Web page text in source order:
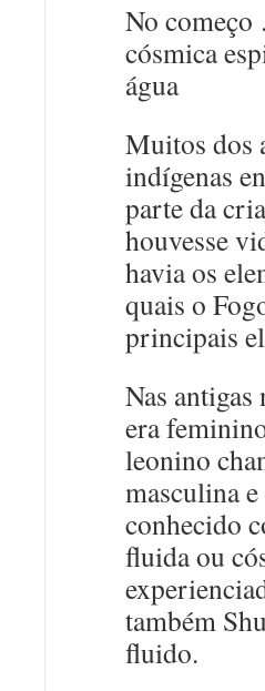
No
cósmica
água
Muitos dos
indígenas
parte da
houvesse
havia os
quais o
principais
Nas
era
leonino
masculina
conhecido
fluida ou
também
fluido.